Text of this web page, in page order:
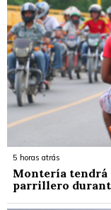
5 horas atrás
Montería
parrillero